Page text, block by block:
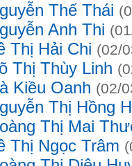
Thế Thái
Anh Thi
Thị Hải Chi (02/
Thị Thùy Linh
Kiều Oanh (02/
Thị Hồng
Thị Mai
Thị Ngọc Trâm